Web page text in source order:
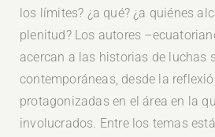
los límites? ¿a qué? ¿a quiénes
plenitud? Los autores
acercan a las historias de luchas
contemporáneas, desde la
protagonizadas en el área en la
involucrados. Entre los temas